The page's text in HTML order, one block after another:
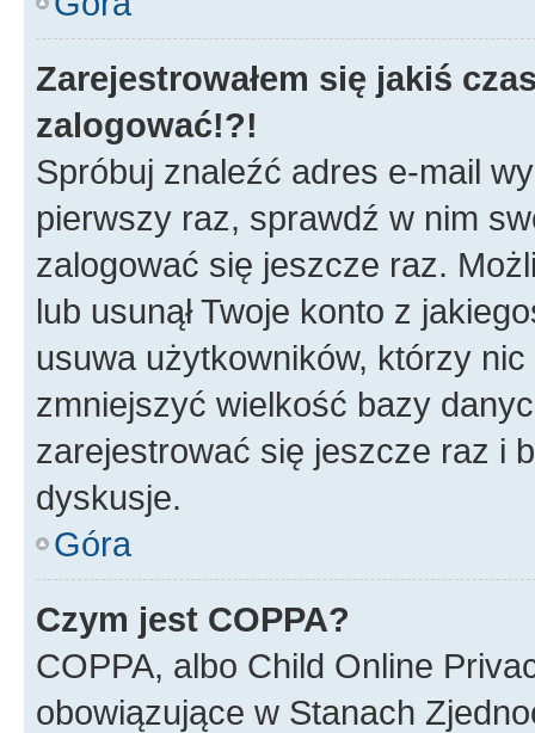
Zarejestrowałem się jakiś
zalogować!?!
Spróbuj znaleźć adres e-mail
pierwszy raz, sprawdź w nim
zalogować się jeszcze raz.
lub usunął Twoje konto z
usuwa użytkowników, którzy
zmniejszyć wielkość bazy
zarejestrować się jeszcze raz i
dyskusje.
Góra
Czym jest COPPA?
COPPA, albo Child Online
obowiązujące w Stanach